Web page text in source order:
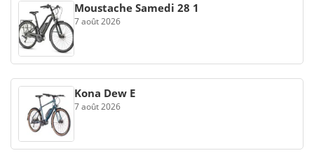
Moustache Samedi 28 1
7 août 2026
Kona Dew E
7 août 2026